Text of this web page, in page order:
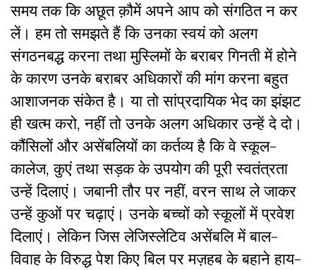
समय तक कि अछूत क़ौमें अपने आप को संगठित न कर
लें। हम तो समझते हैं कि उनका स्वयं को अलग
संगठनबद्ध करना तथा मुस्लिमों के बराबर गिनती में होने
के कारण उनके बराबर अधिकारों की मांग करना बहुत
आशाजनक संकेत है। या तो सांप्रदायिक भेद का झंझट
ही खत्म करो, नहीं तो उनके अलग अधिकार उन्हें दे दो।
कौंसिलों और असेंबलियों का कर्तव्य है कि वे स्कूल-
कालेज, कुएं तथा सड़क के उपयोग की पूरी स्वतंत्रता
उन्हें दिलाएं। जबानी तौर पर नहीं, वरन साथ ले जाकर
उन्हें कुओं पर चढ़ाएं। उनके बच्चों को स्कूलों में प्रवेश
दिलाएं। लेकिन जिस लेजिस्लेटिव असेंबलि में बाल-
विवाह के विरुद्ध पेश किए बिल पर मज़हब के बहाने हाय-